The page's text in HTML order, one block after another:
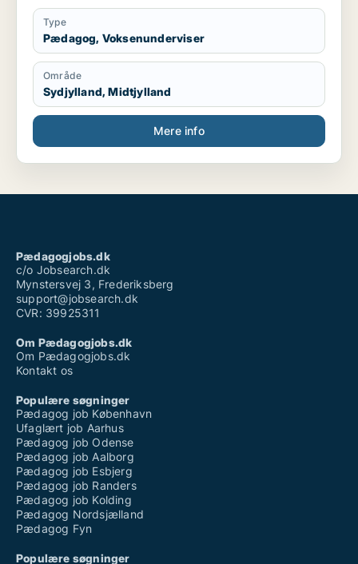
og er fleksibel
Type
Pædagog, Voksenunderviser
Område
Sydjylland, Midtjylland
Mere info
Pædagogjobs.dk
c/o Jobsearch.dk
Mynstersvej 3, Frederiksberg
support@jobsearch.dk
CVR: 39925311
Om Pædagogjobs.dk
Om Pædagogjobs.dk
Kontakt os
Populære søgninger
Pædagog job København
Ufaglært job Aarhus
Pædagog job Odense
Pædagog job Aalborg
Pædagog job Esbjerg
Pædagog job Randers
Pædagog job Kolding
Pædagog Nordsjælland
Pædagog Fyn
Populære søgninger